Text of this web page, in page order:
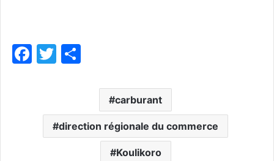
F
e
b
T
er g
er
carburant
direction régionale du commerce
Koulikoro